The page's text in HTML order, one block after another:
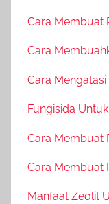
Cara Membuat
Cara
Cara
Fungisida
Cara Membuat
Cara Membuat
Manfaat Zeolit